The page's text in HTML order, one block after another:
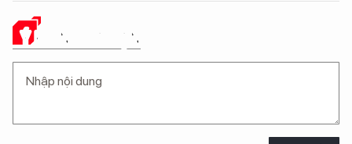
Ý KIẾN CỦA BẠN